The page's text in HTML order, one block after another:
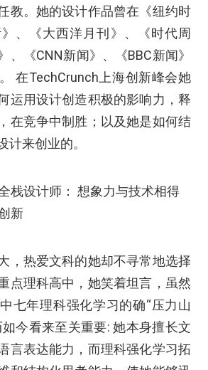
教。她的设计作品曾在《纽约时
、《大西洋月刊》、《时代周
、《CNN新闻》、《BBC新闻》
在TechCrunch上海创新峰会她
运用设计创造积极的影响力，释
在竞争中制胜；以及她是如何结
计来创业的。
栈设计师： 想象力与技术相得
新
，热爱文科的她却不寻常地选择
点理科高中，她笑着坦言，虽然
七年理科强化学习的确“压力山
今看来至关重要: 她本身擅长文
言表达能力，而理科强化学习拓